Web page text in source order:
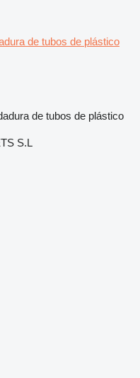
de tubos de plástico
de tubos de plástico
S.L